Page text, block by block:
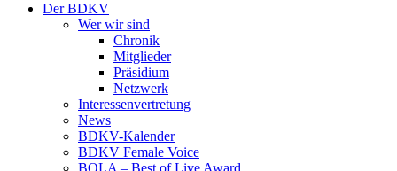
Der BDKV
Wer wir sind
Chronik
Mitglieder
Präsidium
Netzwerk
Interessenvertretung
News
BDKV-Kalender
BDKV Female Voice
BOLA – Best of Live Award